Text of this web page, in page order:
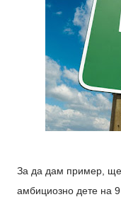
За да дам пример, ще
амбициозно дете на